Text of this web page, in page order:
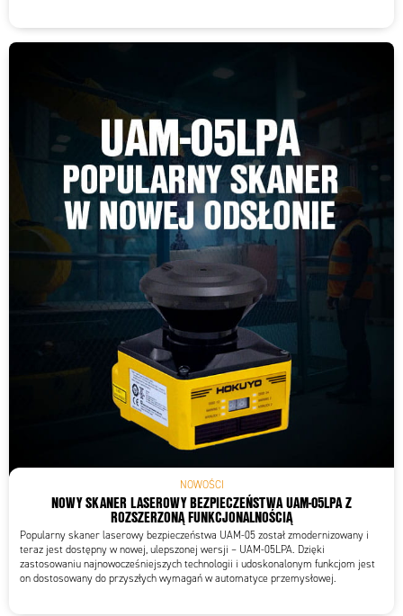
NOWOŚCI
NOWY SKANER LASEROWY BEZPIECZEŃSTWA UAM-05LPA Z
ROZSZERZONĄ FUNKCJONALNOŚCIĄ
Popularny skaner laserowy bezpieczeństwa UAM-05 został zmodernizowany i
teraz jest dostępny w nowej, ulepszonej wersji – UAM-05LPA. Dzięki
zastosowaniu najnowocześniejszych technologii i udoskonalonym funkcjom jest
on dostosowany do przyszłych wymagań w automatyce przemysłowej.